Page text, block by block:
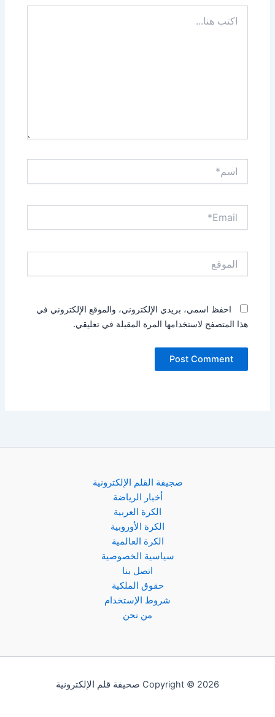
هنا...
احفظ اسمي، بريدي الإلكتروني، والموقع الإلكتروني في
هذا المتصفح لاستخدامها المرة المقبلة في تعليقي.
صجيفة القلم الإلكترونية
أخبار الرياضة
الكرة العربية
الكرة الأوروبية
الكرة العالمية
سياسية الخصوصية
اتصل بنا
حقوق الملكية
شروط الإستخدام
من نحن
Copyright © 2026 صحيفة قلم الإلكترونية